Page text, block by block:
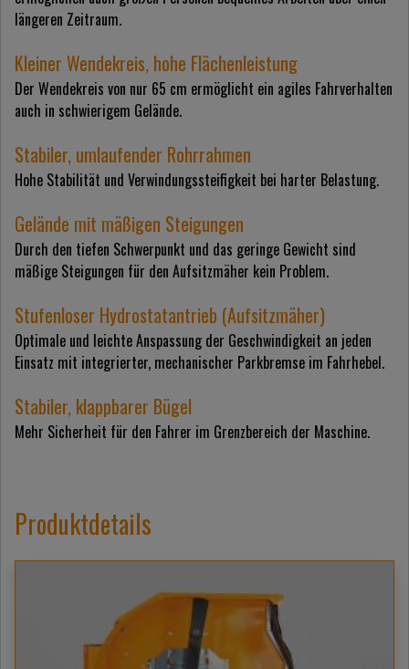
längeren Zeitraum.
Kleiner Wendekreis, hohe Flächenleistung
Der Wendekreis von nur 65 cm ermöglicht ein agiles Fahrverhalten
auch in schwierigem Gelände.
Stabiler, umlaufender Rohrrahmen
Hohe Stabilität und Verwindungssteifigkeit bei harter Belastung.
Gelände mit mäßigen Steigungen
Durch den tiefen Schwerpunkt und das geringe Gewicht sind
mäßige Steigungen für den Aufsitzmäher kein Problem.
Stufenloser Hydrostatantrieb (Aufsitzmäher)
Optimale und leichte Anspassung der Geschwindigkeit an jeden
Einsatz mit integrierter, mechanischer Parkbremse im Fahrhebel.
Stabiler, klappbarer Bügel
Mehr Sicherheit für den Fahrer im Grenzbereich der Maschine.
Produktdetails